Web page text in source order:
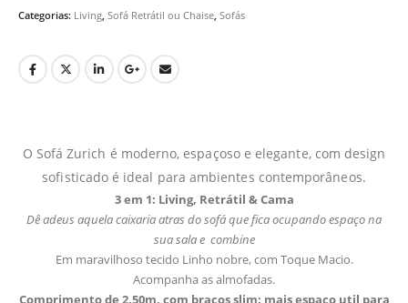
Categorias: Living, Sofá Retrátil ou Chaise, Sofás
O Sofá Zurich é moderno, espaçoso e elegante, com design
sofisticado é ideal para ambientes contemporâneos.
3 em 1: Living, Retrátil & Cama
Dê adeus aquela caixaria atras do sofá que fica ocupando espaço na
sua sala e combine
Em maravilhoso tecido Linho nobre, com Toque Macio.
Acompanha as almofadas.
Comprimento de 2,50m, com braços slim: mais espaço util para